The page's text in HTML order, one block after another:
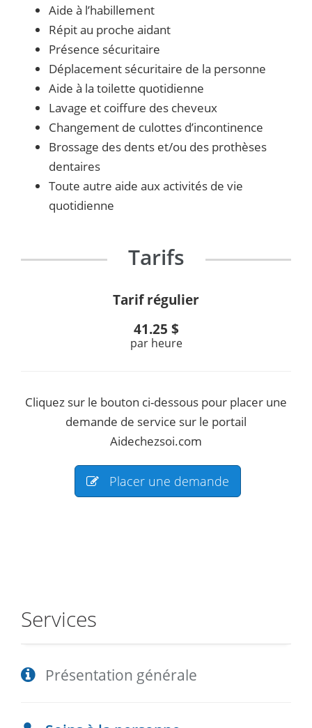
Aide à l’habillement
Répit au proche aidant
Présence sécuritaire
Déplacement sécuritaire de la personne
Aide à la toilette quotidienne
Lavage et coiffure des cheveux
Changement de culottes d’incontinence
Brossage des dents et/ou des prothèses
dentaires
Toute autre aide aux activités de vie
quotidienne
Tarifs
Tarif régulier
41.25 $
par heure
Cliquez sur le bouton ci-dessous pour placer une
demande de service sur le portail
Aidechezsoi.com
Placer une demande
Services
Présentation générale